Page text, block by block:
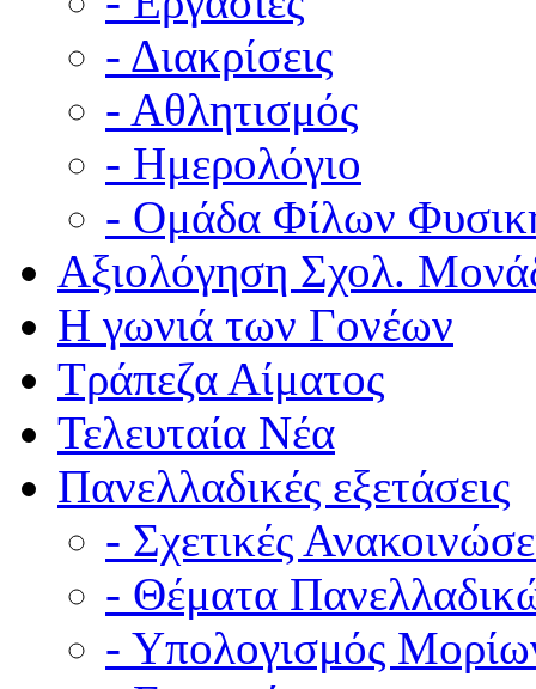
- Διακρίσεις
- Αθλητισμός
- Ημερολόγιο
- Ομάδα Φίλων
Αξιολόγηση Σχολ.
Η γωνιά των Γονέων
Τράπεζα Αίματος
Τελευταία Νέα
Πανελλαδικές εξετάσεις
- Σχετικές
- Θέματα
- Υπολογισμός